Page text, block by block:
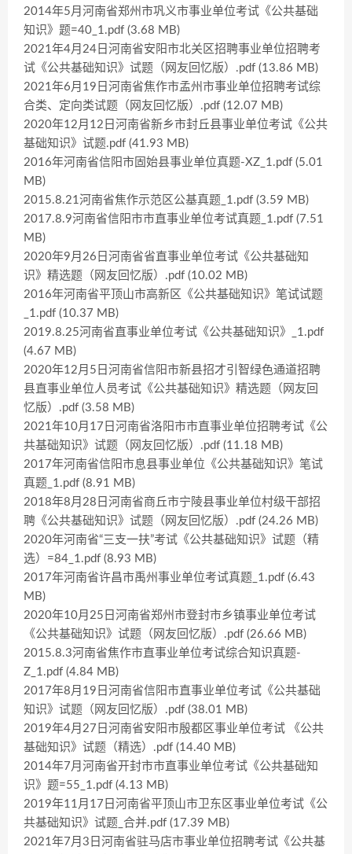
2014年5月河南省郑州市巩义市事业单位考试《公共基础
知识》题=40_1.pdf (3.68 MB)
2021年4月24日河南省安阳市北关区招聘事业单位招聘考
试《公共基础知识》试题（网友回忆版）.pdf (13.86 MB)
2021年6月19日河南省焦作市孟州市事业单位招聘考试综
合类、定向类试题（网友回忆版）.pdf (12.07 MB)
2020年12月12日河南省新乡市封丘县事业单位考试《公共
基础知识》试题.pdf (41.93 MB)
2016年河南省信阳市固始县事业单位真题-XZ_1.pdf (5.01
MB)
2015.8.21河南省焦作示范区公基真题_1.pdf (3.59 MB)
2017.8.9河南省信阳市市直事业单位考试真题_1.pdf (7.51
MB)
2020年9月26日河南省省直事业单位考试《公共基础知
识》精选题（网友回忆版）.pdf (10.02 MB)
2016年河南省平顶山市高新区《公共基础知识》笔试试题
_1.pdf (10.37 MB)
2019.8.25河南省直事业单位考试《公共基础知识》_1.pdf
(4.67 MB)
2020年12月5日河南省信阳市新县招才引智绿色通道招聘
县直事业单位人员考试《公共基础知识》精选题（网友回
忆版）.pdf (3.58 MB)
2021年10月17日河南省洛阳市市直事业单位招聘考试《公
共基础知识》试题（网友回忆版）.pdf (11.18 MB)
2017年河南省信阳市息县事业单位《公共基础知识》笔试
真题_1.pdf (8.91 MB)
2018年8月28日河南省商丘市宁陵县事业单位村级干部招
聘《公共基础知识》试题（网友回忆版）.pdf (24.26 MB)
2020年河南省“三支一扶”考试《公共基础知识》试题（精
选）=84_1.pdf (8.93 MB)
2017年河南省许昌市禹州事业单位考试真题_1.pdf (6.43
MB)
2020年10月25日河南省郑州市登封市乡镇事业单位考试
《公共基础知识》试题（网友回忆版）.pdf (26.66 MB)
2015.8.3河南省焦作市直事业单位考试综合知识真题-
Z_1.pdf (4.84 MB)
2017年8月19日河南省信阳市直事业单位考试《公共基础
知识》试题（网友回忆版）.pdf (38.01 MB)
2019年4月27日河南省安阳市殷都区事业单位考试 《公共
基础知识》试题（精选）.pdf (14.40 MB)
2014年7月河南省开封市市直事业单位考试《公共基础知
识》题=55_1.pdf (4.13 MB)
2019年11月17日河南省平顶山市卫东区事业单位考试《公
共基础知识》试题_合并.pdf (17.39 MB)
2021年7月3日河南省驻马店市事业单位招聘考试《公共基